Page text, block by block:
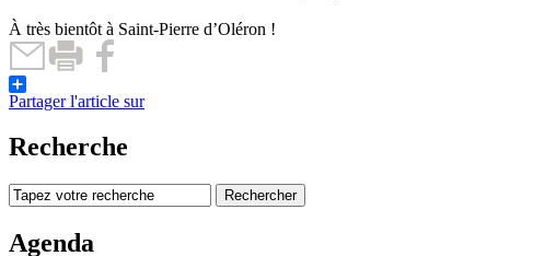
À très bientôt à Saint-Pierre d’Oléron !
Partager l'article sur
Recherche
Agenda